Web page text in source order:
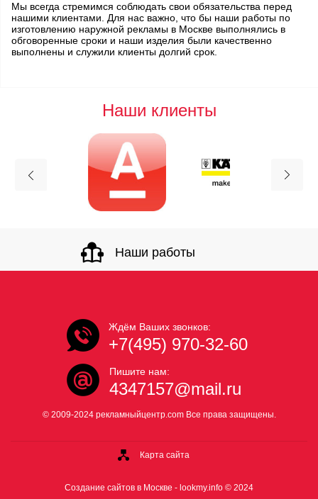
Мы всегда стремимся соблюдать свои обязательства перед
нашими клиентами. Для нас важно, что бы наши работы по
изготовлению наружной рекламы в Москве выполнялись в
обговоренные сроки и наши изделия были качественно
выполнены и служили клиенты долгий срок.
Наши клиенты
Наши работы
Ждём Ваших звонков:
+7(495) 970-32-60
Пишите нам:
4347157@mail.ru
© 2009-2024 рекламныйцентр.com Все права защищены.
Карта сайта
Создание сайтов в Москве - lookmy.info © 2024